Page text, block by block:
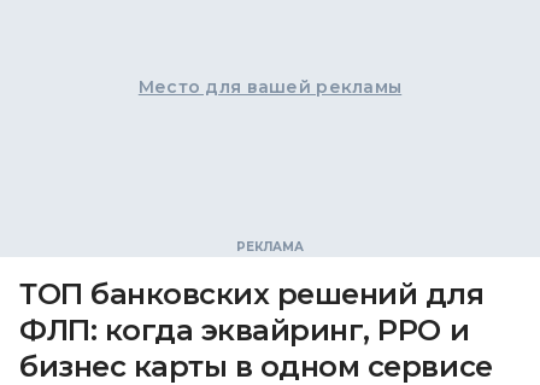
Место для вашей рекламы
ТОП банковских решений для
ФЛП: когда эквайринг, РРО и
бизнес карты в одном сервисе